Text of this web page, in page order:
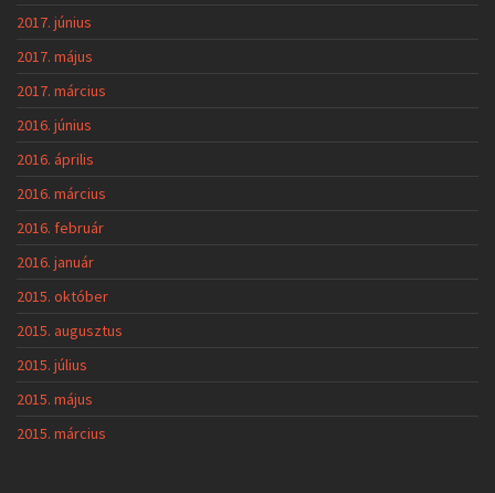
2017. június
2017. május
2017. március
2016. június
2016. április
2016. március
2016. február
2016. január
2015. október
2015. augusztus
2015. július
2015. május
2015. március